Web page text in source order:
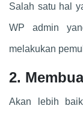
Salah satu hal
WP admin
melakukan
2.
Akan lebih